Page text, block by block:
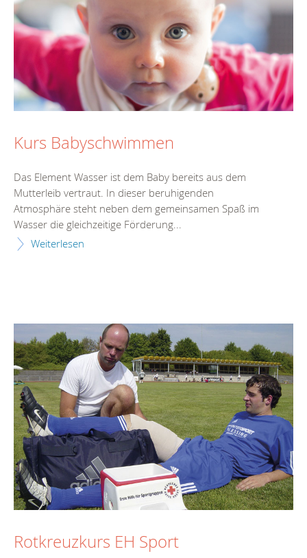
Kurs Babyschwimmen
Das Element Wasser ist dem Baby bereits aus dem
Mutterleib vertraut. In dieser beruhigenden
Atmosphäre steht neben dem gemeinsamen Spaß im
Wasser die gleichzeitige Förderung...
Weiterlesen
Rotkreuzkurs EH Sport